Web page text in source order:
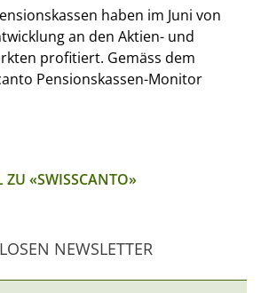
haben im Juni von
an den Aktien- und
profitiert. Gemäss dem
Pensionskassen-Monitor
ZU «SWISSCANTO»
NEWSLETTER